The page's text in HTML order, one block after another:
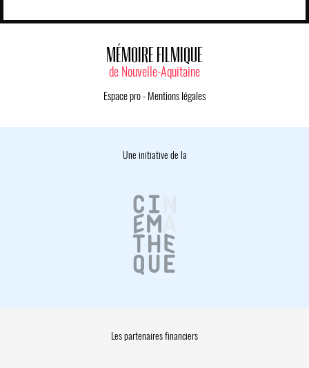
MÉMOIRE FILMIQUE
de Nouvelle-Aquitaine
Espace pro- Mentions légales
Une initiative de la
Les partenaires financiers